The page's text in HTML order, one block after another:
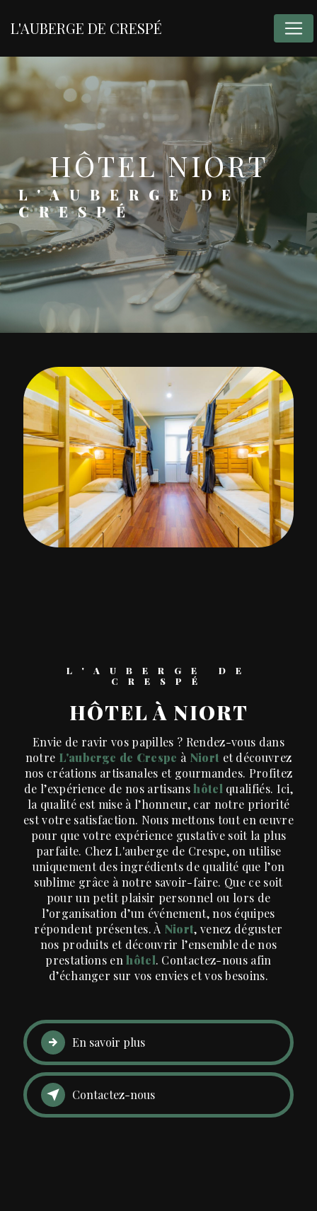
L'AUBERGE DE CRESPÉ
HÔTEL NIORT
L'AUBERGE DE
CRESPÉ
L'AUBERGE DE
CRESPÉ
HÔTEL À NIORT
Envie de ravir vos papilles ? Rendez-vous dans
notre L'auberge de Crespe à Niort et découvrez
nos créations artisanales et gourmandes. Profitez
de l’expérience de nos artisanshôtel qualifiés. Ici,
la qualité est mise à l’honneur, car notre priorité
est votre satisfaction. Nous mettons tout en œuvre
pour que votre expérience gustative soit la plus
parfaite. Chez L'auberge de Crespe, on utilise
uniquement des ingrédients de qualité que l’on
sublime grâce à notre savoir-faire. Que ce soit
pour un petit plaisir personnel ou lors de
l’organisation d’un événement, nos équipes
répondent présentes. À Niort, venez déguster
nos produits et découvrir l’ensemble de nos
prestations enhôtel. Contactez-nous afin
d’échanger sur vos envies et vos besoins.
En savoir plus
Contactez-nous